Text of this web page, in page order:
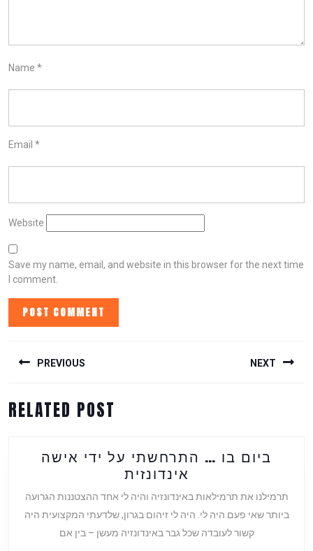
Name *
Email *
Website
Save my name, email, and website in this browser for the next time
I comment.
NAVIGATION
PREVIOUS
post:
NEXT
RELATED POST
ביום בו … התרחשתי על ידי אישה
אינדונזית
בו
…
התרחשתי
על
תרמילנו את תרמילאות באינדונזיה והיה לי אחד ההצטננות הגרועה
ביותר שאי פעם היה לי. היה לי זיהום בגרון, שלדעתי המקצועית היה
קשור לעובדה שכל גבר באינדונזיה מעשן – בין אם